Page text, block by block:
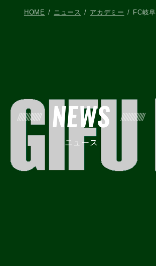
NEWS
ニュース
HOME ニュース アカデミー FC岐